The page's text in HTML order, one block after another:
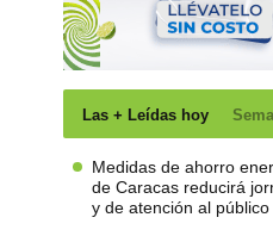
Las + Leídas hoy
Medidas de ahorro
de Caracas reducirá
y de atención al público